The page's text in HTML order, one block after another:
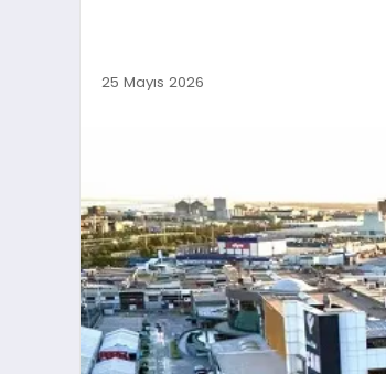
25 Mayıs 2026